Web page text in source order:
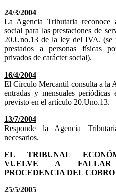
24/3/2004
La Agencia Tributaria
social para las prestaciones de
20.Uno.13 de la ley del IVA. (se
prestados a personas físicas
privados de carácter social).
16/4/2004
El Círculo Mercantil consulta a la
entradas y mensuales
previsto en el artículo 20.Uno.13.
13/7/2004
Responde la Agencia
necesarios.
EL TRIBUNAL
VUELVE A FALLAR
PROCEDENCIA DEL
25/5/2005